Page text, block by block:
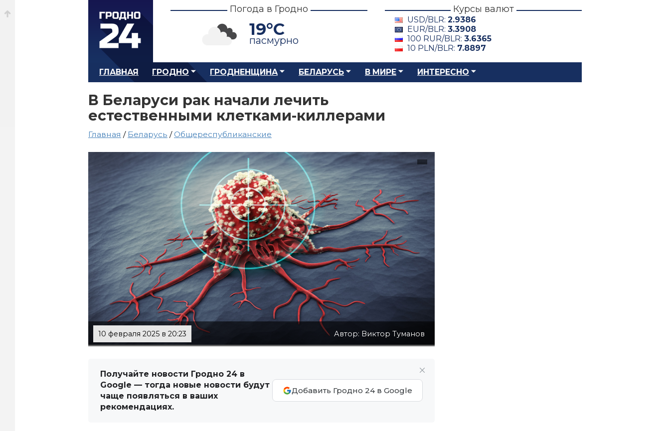
Погода в Гродно
19°C
пасмурно
Курсы валют
USD/BLR: 2.9386
EUR/BLR: 3.3908
100 RUR/BLR: 3.6365
10 PLN/BLR: 7.8897
ГЛАВНАЯ ГРОДНО ГРОДНЕНЩИНА БЕЛАРУСЬ В МИРЕ ИНТЕРЕСНО
В Беларуси рак начали лечить
естественными клетками-киллерами
Главная / Беларусь /Общереспубликанские
10 февраля 2025 в 20:23 Автор: Виктор Туманов
Получайте новости Гродно 24 в
Google — тогда новые новости будут
чаще появляться в ваших
рекомендациях.
Добавить Гродно 24 в Google